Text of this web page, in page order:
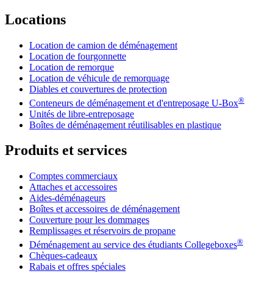
Locations
Location de camion de déménagement
Location de fourgonnette
Location de remorque
Location de véhicule de remorquage
Diables et couvertures de protection
Conteneurs de déménagement et d'entreposage U-Box®
Unités de libre-entreposage
Boîtes de déménagement réutilisables en plastique
Produits et services
Comptes commerciaux
Attaches et accessoires
Aides-déménageurs
Boîtes et accessoires de déménagement
Couverture pour les dommages
Remplissages et réservoirs de propane
Déménagement au service des étudiants Collegeboxes®
Chèques-cadeaux
Rabais et offres spéciales